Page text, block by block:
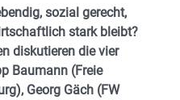
sozial gerecht,
stark bleibt?
diskutieren die vier
Baumann (Freie
Georg Gäch (FW